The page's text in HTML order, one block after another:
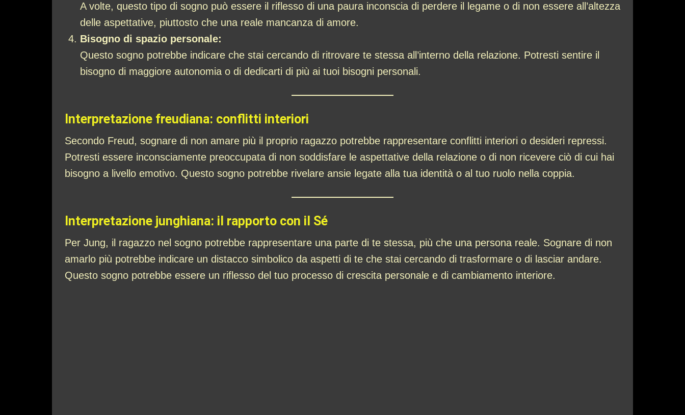
A volte, questo tipo di sogno può essere il riflesso di una paura inconscia di perdere il legame o di non essere all’altezza
delle aspettative, piuttosto che una reale mancanza di amore.
Bisogno di spazio personale:
Questo sogno potrebbe indicare che stai cercando di ritrovare te stessa all’interno della relazione. Potresti sentire il
bisogno di maggiore autonomia o di dedicarti di più ai tuoi bisogni personali.
Interpretazione freudiana: conflitti interiori
Secondo Freud, sognare di non amare più il proprio ragazzo potrebbe rappresentare conflitti interiori o desideri repressi.
Potresti essere inconsciamente preoccupata di non soddisfare le aspettative della relazione o di non ricevere ciò di cui hai
bisogno a livello emotivo. Questo sogno potrebbe rivelare ansie legate alla tua identità o al tuo ruolo nella coppia.
Interpretazione junghiana: il rapporto con il Sé
Per Jung, il ragazzo nel sogno potrebbe rappresentare una parte di te stessa, più che una persona reale. Sognare di non
amarlo più potrebbe indicare un distacco simbolico da aspetti di te che stai cercando di trasformare o di lasciar andare.
Questo sogno potrebbe essere un riflesso del tuo processo di crescita personale e di cambiamento interiore.